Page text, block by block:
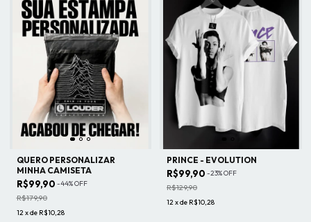
QUERO PERSONALIZAR
MINHA CAMISETA
R$99,90 -44%OFF
R$179,90
12xde R$10,28
PRINCE - EVOLUTION
R$99,90 -23%OFF
R$129,90
12xde R$10,28